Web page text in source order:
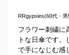
RRgypsies(60代・男
フラワー刺繍に
トな日傘です
で手になじむ感